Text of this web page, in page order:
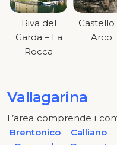
Riva del
Garda – La
Rocca
Castello
Arco
Vallagarina
L’area comprende i
Brentonico – Calliano –